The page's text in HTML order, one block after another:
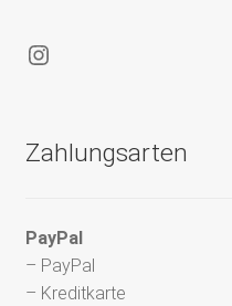
Instagram
Zahlungsarten
PayPal
– PayPal
– Kreditkarte